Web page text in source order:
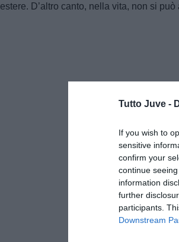
Tutto Juve -
If you wish to
sensitive
confirm your
continue
information
further
participants.
Downstream
estere. D’altro canto, nella vita, non si